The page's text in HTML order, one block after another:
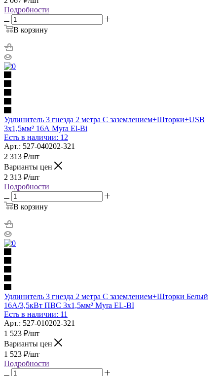
Подробности
В корзину
Удлинитель 3 гнезда 2 метра С заземлением+Шторки+USB
3х1,5мм² 16А Myra El-Bi
Есть в наличии: 12
Арт.: 527-040202-321
2 313 ₽/шт
Варианты цен
2 313 ₽/шт
Подробности
В корзину
Удлинитель 3 гнезда 2 метра С заземлением+Шторки Белый
16А/3,5кВт ПВС 3х1,5мм² Myra EL-BI
Есть в наличии: 11
Арт.: 527-010202-321
1 523 ₽/шт
Варианты цен
1 523 ₽/шт
Подробности